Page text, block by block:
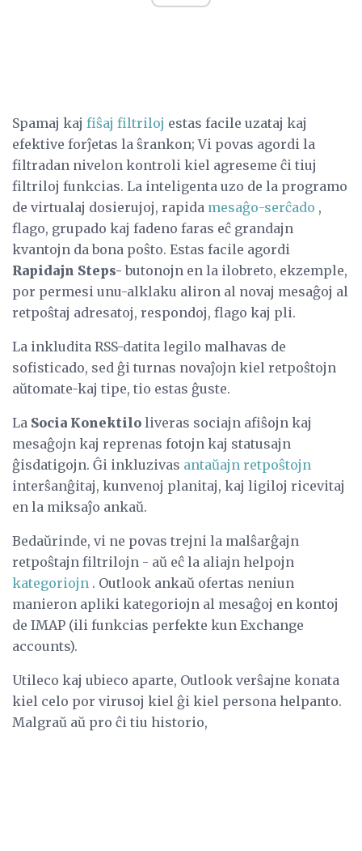
Spamaj kaj fiŝaj filtriloj estas facile uzataj kaj
efektive forĵetas la ŝrankon; Vi povas agordi la
filtradan nivelon kontroli kiel agreseme ĉi tiuj
filtriloj funkcias. La inteligenta uzo de la programo
de virtualaj dosierujoj, rapida mesaĝo-serĉado ,
flago, grupado kaj fadeno faras eĉ grandajn
kvantojn da bona poŝto. Estas facile agordi
Rapidajn Steps- butonojn en la ilobreto, ekzemple,
por permesi unu-alklaku aliron al novaj mesaĝoj al
retpoŝtaj adresatoj, respondoj, flago kaj pli.
La inkludita RSS-datita legilo malhavas de
sofisticado, sed ĝi turnas novaĵojn kiel retpoŝtojn
aŭtomate-kaj tipe, tio estas ĝuste.
La Socia Konektilo liveras sociajn afiŝojn kaj
mesaĝojn kaj reprenas fotojn kaj statusajn
ĝisdatigojn. Ĝi inkluzivas antaŭajn retpoŝtojn
interŝanĝitaj, kunvenoj planitaj, kaj ligiloj ricevitaj
en la miksaĵo ankaŭ.
Bedaŭrinde, vi ne povas trejni la malŝarĝajn
retpoŝtajn filtrilojn - aŭ eĉ la aliajn helpojn
kategoriojn . Outlook ankaŭ ofertas neniun
manieron apliki kategoriojn al mesaĝoj en kontoj
de IMAP (ili funkcias perfekte kun Exchange
accounts).
Utileco kaj ubieco aparte, Outlook verŝajne konata
kiel celo por virusoj kiel ĝi kiel persona helpanto.
Malgraŭ aŭ pro ĉi tiu historio,